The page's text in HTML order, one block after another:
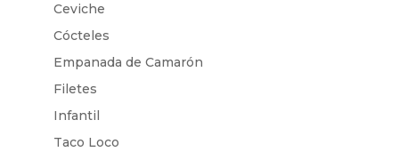
Ceviche
Cócteles
Empanada de Camarón
Filetes
Infantil
Taco Loco